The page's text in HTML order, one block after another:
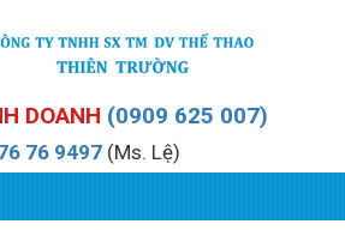
DOANH (0909 625 007)
76 9497(Ms. Lệ)